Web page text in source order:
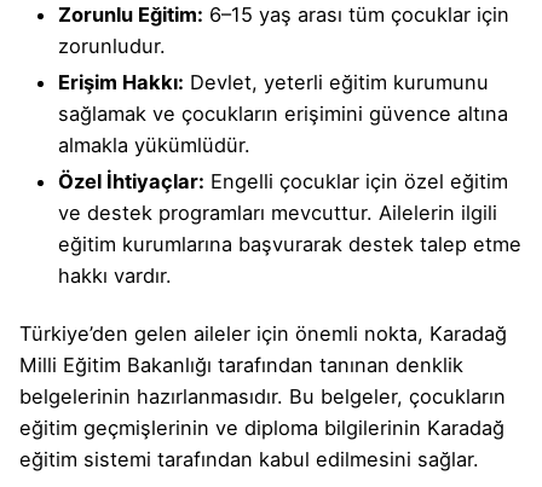
Zorunlu Eğitim: 6–15 yaş arası tüm çocuklar için
zorunludur.
Erişim Hakkı: Devlet, yeterli eğitim kurumunu
sağlamak ve çocukların erişimini güvence altına
almakla yükümlüdür.
Özel İhtiyaçlar: Engelli çocuklar için özel eğitim
ve destek programları mevcuttur. Ailelerin ilgili
eğitim kurumlarına başvurarak destek talep etme
hakkı vardır.
Türkiye’den gelen aileler için önemli nokta, Karadağ
Milli Eğitim Bakanlığı tarafından tanınan denklik
belgelerinin hazırlanmasıdır. Bu belgeler, çocukların
eğitim geçmişlerinin ve diploma bilgilerinin Karadağ
eğitim sistemi tarafından kabul edilmesini sağlar.